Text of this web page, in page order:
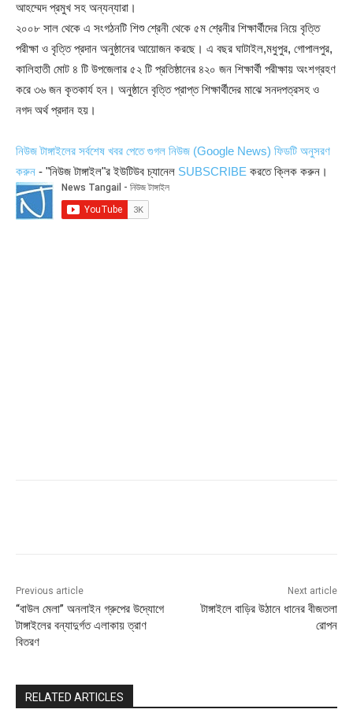
আহম্মেদ প্রমুখ সহ অন্যন্যারা।
২০০৮ সাল থেকে এ সংগঠনটি শিশু শ্রেনী থেকে ৫ম শ্রেনীর শিক্ষার্থীদের নিয়ে বৃত্তি
পরীক্ষা ও বৃত্তি প্রদান অনুষ্ঠানের আয়োজন করছে। এ বছর ঘাটাইল,মধুপুর, গোপালপুর,
কালিহাতী মোট ৪ টি উপজেলার ৫২ টি প্রতিষ্ঠানের ৪২০ জন শিক্ষার্থী পরীক্ষায় অংশগ্রহণ
করে ৩৬ জন কৃতকার্য হন। অনুষ্ঠানে বৃত্তি প্রাপ্ত শিক্ষার্থীদের মাঝে সনদপত্রসহ ও
নগদ অর্থ প্রদান হয়।
নিউজ টাঙ্গাইলের সর্বশেষ খবর পেতে গুগল নিউজ (Google News) ফিডটি অনুসরণ
করুন - "নিউজ টাঙ্গাইল"র ইউটিউব চ্যানেল SUBSCRIBE করতে ক্লিক করুন।
Previous article
“বাউল মেলা” অনলাইন গ্রুপের উদ্যোগে
টাঙ্গাইলের বন্যাদুর্গত এলাকায় ত্রাণ
বিতরণ
Next article
টাঙ্গাইলে বাড়ির উঠানে ধানের বীজতলা
রোপন
RELATED ARTICLES